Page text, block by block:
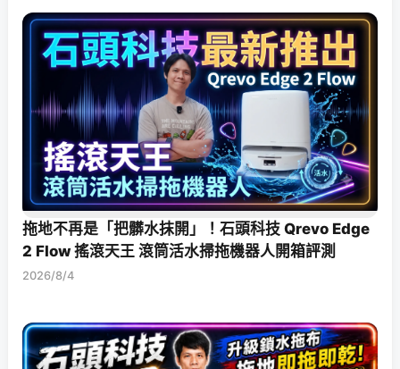
拖地不再是「把髒水抹開」！石頭科技 Qrevo Edge
2 Flow 搖滾天王 滾筒活水掃拖機器人開箱評測
2026/8/4